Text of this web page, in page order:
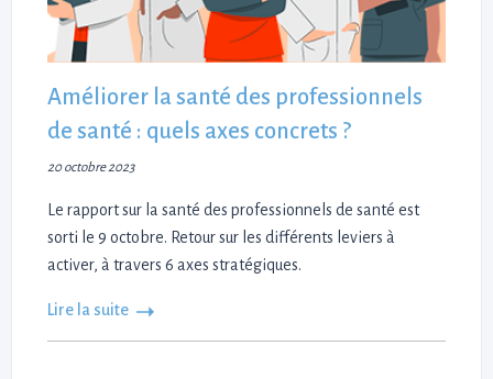
Améliorer la santé des professionnels
de santé : quels axes concrets ?
20 octobre 2023
Le rapport sur la santé des professionnels de santé est
sorti le 9 octobre. Retour sur les différents leviers à
activer, à travers 6 axes stratégiques.
Lire la suite